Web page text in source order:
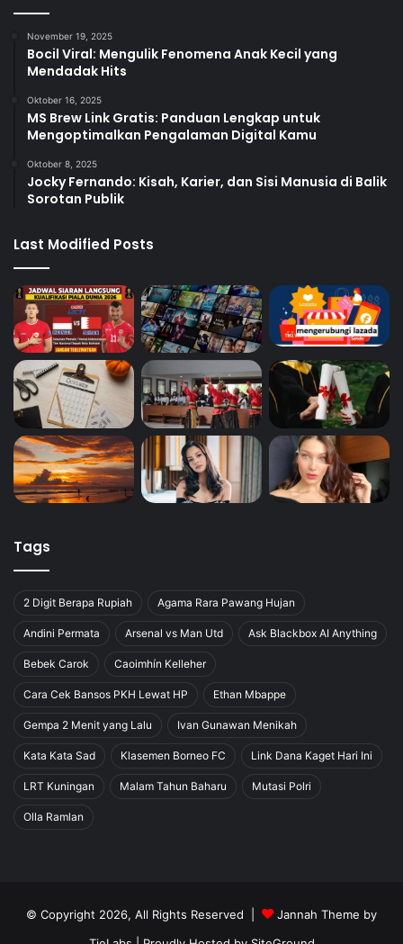
November 19, 2025
Bocil Viral: Mengulik Fenomena Anak Kecil yang
Mendadak Hits
Oktober 16, 2025
MS Brew Link Gratis: Panduan Lengkap untuk
Mengoptimalkan Pengalaman Digital Kamu
Oktober 8, 2025
Jocky Fernando: Kisah, Karier, dan Sisi Manusia di Balik
Sorotan Publik
Last Modified Posts
Tags
2 Digit Berapa Rupiah Agama Rara Pawang Hujan
Andini Permata Arsenal vs Man Utd Ask Blackbox AI Anything
Bebek Carok Caoimhín Kelleher
Cara Cek Bansos PKH Lewat HP Ethan Mbappe
Gempa 2 Menit yang Lalu Ivan Gunawan Menikah
Kata Kata Sad Klasemen Borneo FC Link Dana Kaget Hari Ini
LRT Kuningan Malam Tahun Baharu Mutasi Polri
Olla Ramlan
© Copyright 2026, All Rights Reserved |
Jannah Theme by